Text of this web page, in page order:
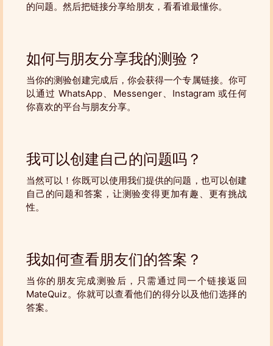
的问题。然后把链接分享给朋友，看看谁最懂你。
如何与朋友分享我的测验？
当你的测验创建完成后，你会获得一个专属链接。你可
以通过 WhatsApp、Messenger、Instagram 或任何
你喜欢的平台与朋友分享。
我可以创建自己的问题吗？
当然可以！你既可以使用我们提供的问题，也可以创建
自己的问题和答案，让测验变得更加有趣、更有挑战
性。
我如何查看朋友们的答案？
当你的朋友完成测验后，只需通过同一个链接返回
MateQuiz。你就可以查看他们的得分以及他们选择的
答案。